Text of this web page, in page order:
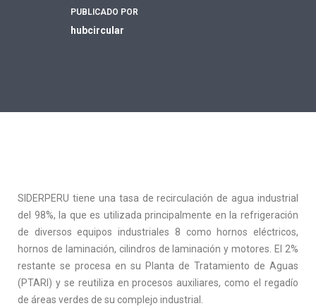
PUBLICADO POR
hubcircular
SIDERPERU tiene una tasa de recirculación de agua industrial
del 98%, la que es utilizada principalmente en la refrigeración
de diversos equipos industriales 8 como hornos eléctricos,
hornos de laminación, cilindros de laminación y motores. El 2%
restante se procesa en su Planta de Tratamiento de Aguas
(PTARI) y se reutiliza en procesos auxiliares, como el regadío
de áreas verdes de su complejo industrial.